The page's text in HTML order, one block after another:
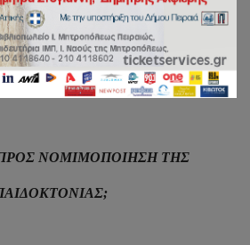
Εν Πειραιεί τη 11η Απριλίου 2022
ΝΟΜΙΜΟΠΟΙΗΣΗ ΤΗΣ